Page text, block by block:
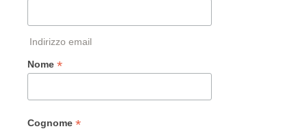
Indirizzo email
Nome *
Cognome *